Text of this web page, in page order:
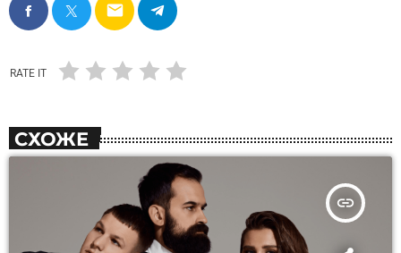
email
RATE IT
СХОЖЕ
insert_link